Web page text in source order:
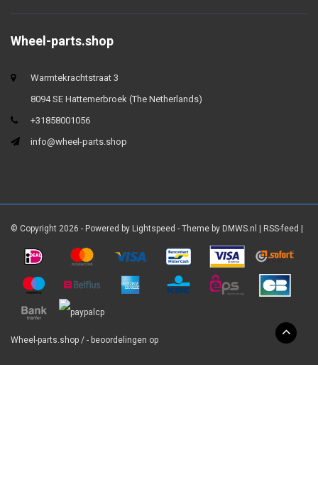
Wheel-parts.shop
Warmtekrachtstraat 3
8094 SE Hattemerbroek (The Netherlands)
+31858001056
info@wheel-parts.shop
© Copyright 2026 - Powered by Lightspeed - Theme by DMWS.nl RSS-feed
Wheel-parts.shop / - beoordelingen op